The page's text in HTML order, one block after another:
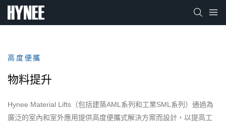
高度便攜
物料提升
Hynee Material Lifts（包括建築AML系列和工業SML系列）通過為
廣泛的室內和室外應用提供高度便攜式解決方案而設計，以提高工